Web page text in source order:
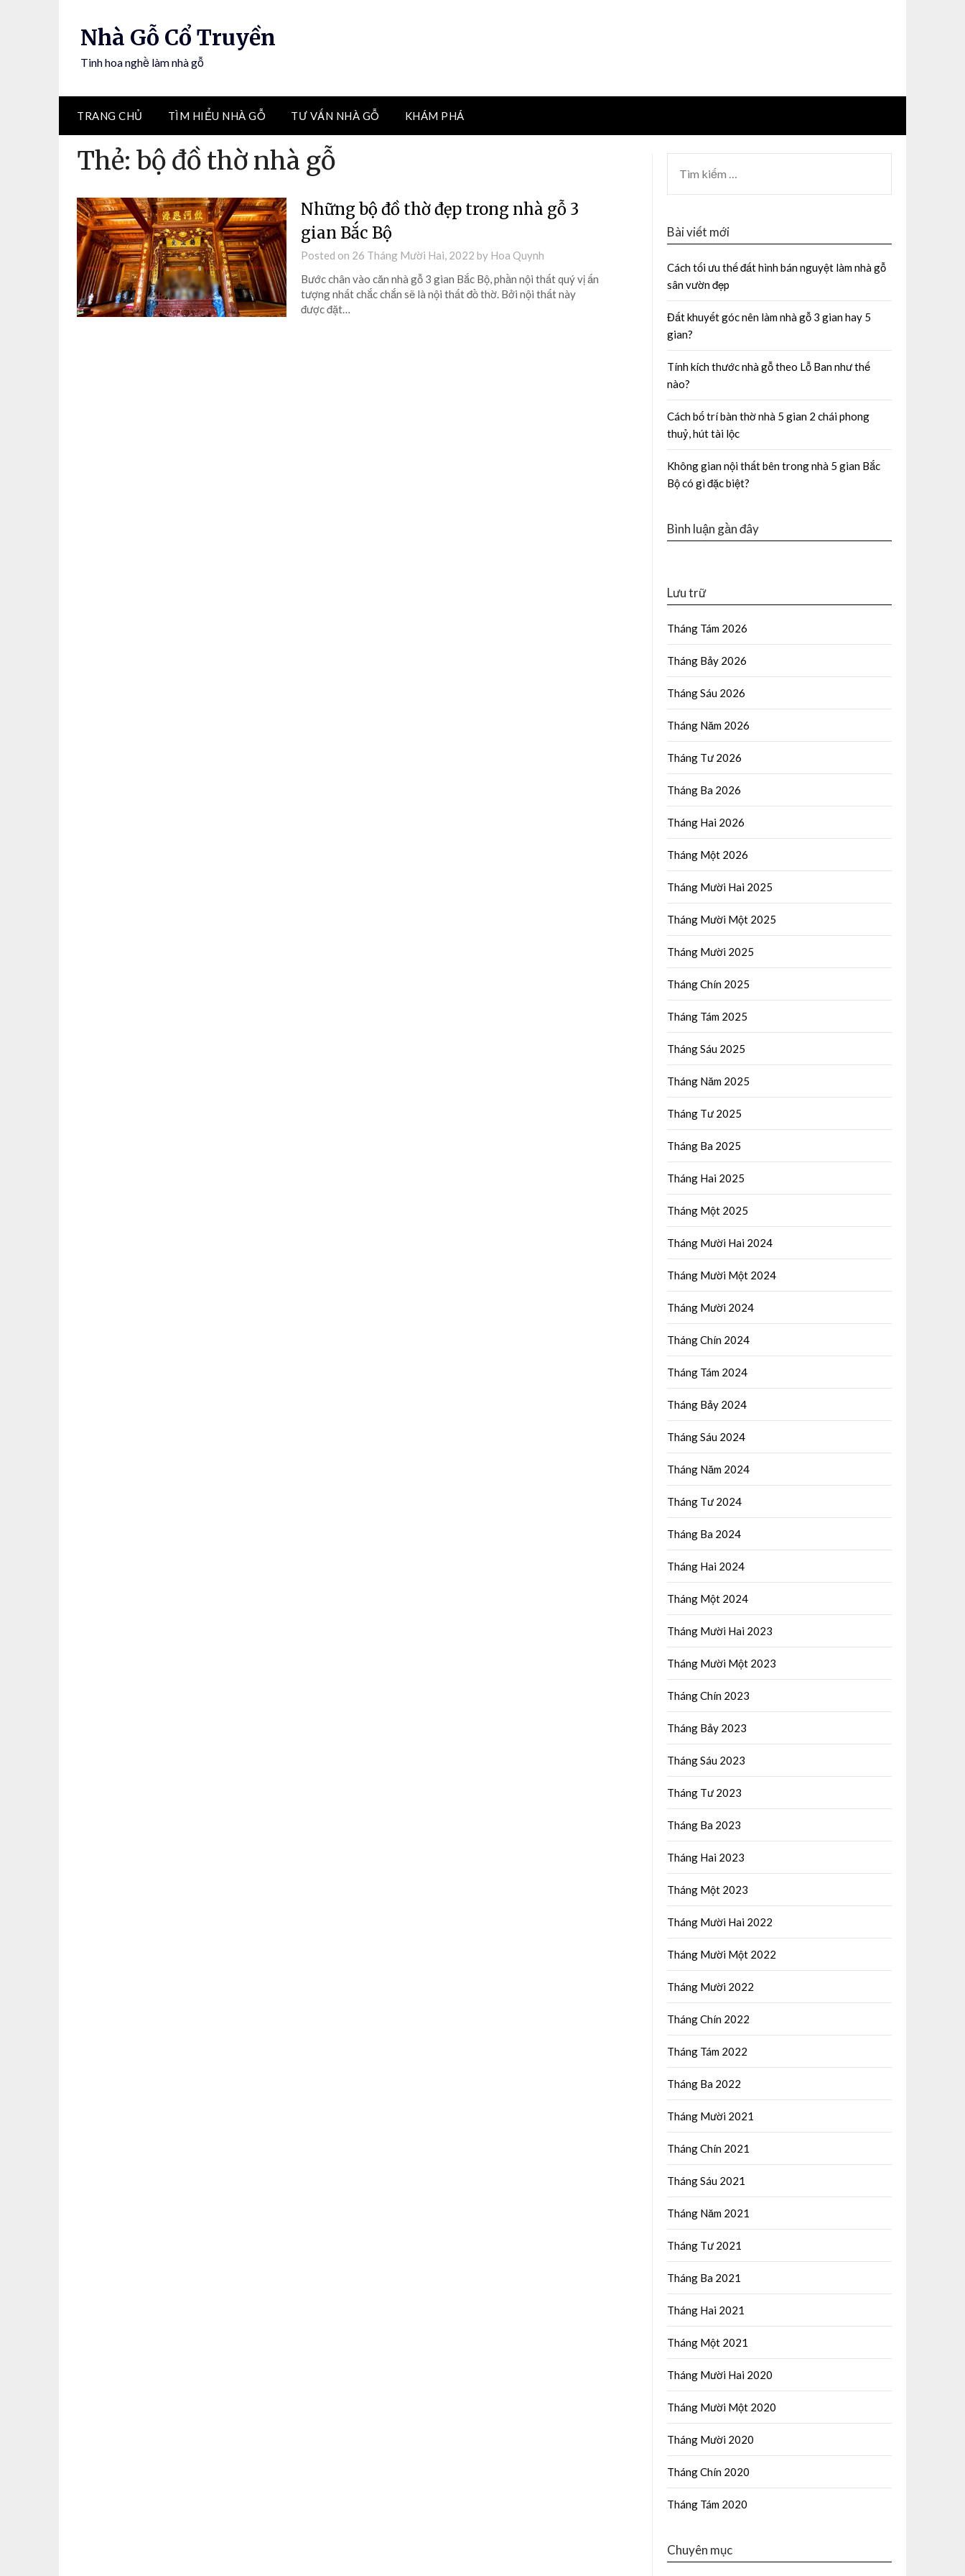
Nhà Gỗ Cổ Truyền
Tinh hoa nghề làm nhà gỗ
TRANG CHỦ TÌM HIỂU NHÀ GỖ TƯ VẤN NHÀ GỖ KHÁM PHÁ
Thẻ: bộ đồ thờ nhà gỗ
Những bộ đồ thờ đẹp trong nhà gỗ 3
gian Bắc Bộ
Posted on 26 Tháng Mười Hai, 2022 by Hoa Quynh
Bước chân vào căn nhà gỗ 3 gian Bắc Bộ, phần nội thất quý vị ấn
tượng nhất chắc chắn sẽ là nội thất đồ thờ. Bởi nội thất này
được đặt…
Bài viết mới
Cách tối ưu thế đất hình bán nguyệt làm nhà gỗ
sân vườn đẹp
Đất khuyết góc nên làm nhà gỗ 3 gian hay 5
gian?
Tính kích thước nhà gỗ theo Lỗ Ban như thế
nào?
Cách bố trí bàn thờ nhà 5 gian 2 chái phong
thuỷ, hút tài lộc
Không gian nội thất bên trong nhà 5 gian Bắc
Bộ có gì đặc biệt?
Bình luận gần đây
Lưu trữ
Tháng Tám 2026
Tháng Bảy 2026
Tháng Sáu 2026
Tháng Năm 2026
Tháng Tư 2026
Tháng Ba 2026
Tháng Hai 2026
Tháng Một 2026
Tháng Mười Hai 2025
Tháng Mười Một 2025
Tháng Mười 2025
Tháng Chín 2025
Tháng Tám 2025
Tháng Sáu 2025
Tháng Năm 2025
Tháng Tư 2025
Tháng Ba 2025
Tháng Hai 2025
Tháng Một 2025
Tháng Mười Hai 2024
Tháng Mười Một 2024
Tháng Mười 2024
Tháng Chín 2024
Tháng Tám 2024
Tháng Bảy 2024
Tháng Sáu 2024
Tháng Năm 2024
Tháng Tư 2024
Tháng Ba 2024
Tháng Hai 2024
Tháng Một 2024
Tháng Mười Hai 2023
Tháng Mười Một 2023
Tháng Chín 2023
Tháng Bảy 2023
Tháng Sáu 2023
Tháng Tư 2023
Tháng Ba 2023
Tháng Hai 2023
Tháng Một 2023
Tháng Mười Hai 2022
Tháng Mười Một 2022
Tháng Mười 2022
Tháng Chín 2022
Tháng Tám 2022
Tháng Ba 2022
Tháng Mười 2021
Tháng Chín 2021
Tháng Sáu 2021
Tháng Năm 2021
Tháng Tư 2021
Tháng Ba 2021
Tháng Hai 2021
Tháng Một 2021
Tháng Mười Hai 2020
Tháng Mười Một 2020
Tháng Mười 2020
Tháng Chín 2020
Tháng Tám 2020
Chuyên mục